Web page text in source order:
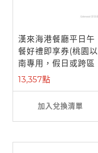
漢來海港餐廳平日午
餐好禮即享券(桃園以
南專用，假日或跨區
使用補需差 ...
13,357點
加入兌換清單